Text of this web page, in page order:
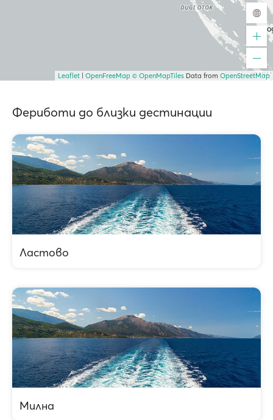
Leaflet OpenFreeMap © OpenMapTiles Data from OpenStreetMap
Фериботи до близки дестинации
Ластово
Милна